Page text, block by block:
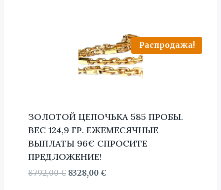
Распродажа!
ЗОЛОТОЙ ЦЕПОЧЬКА 585 ПРОБЫ.
BЕС 124,9 ГР. ЕЖЕМЕСЯЧНЫЕ
ВЫПЛАТЫ 96€ СПРОСИТЕ
ПРЕДЛОЖЕНИЕ!
8792,00€ Первоначальная
8328,00 €Текущая